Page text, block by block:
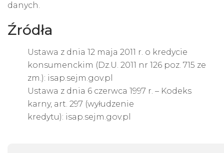
danych.
Źródła
Ustawa z dnia 12 maja 2011 r. o kredycie
konsumenckim (Dz.U. 2011 nr 126 poz. 715 ze
zm.): isap.sejm.gov.pl
Ustawa z dnia 6 czerwca 1997 r. – Kodeks
karny, art. 297 (wyłudzenie
kredytu): isap.sejm.gov.pl